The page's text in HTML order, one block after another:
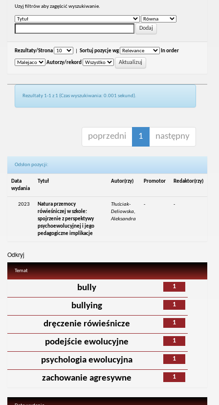
Uzyj filtrów aby zagęścić wyszukiwanie.
Rezultaty/Strona Sortuj pozycje wg In order
Autorzy/rekord
Rezultaty 1-1 z 1 (Czas wyszukiwania: 0.001 sekund).
poprzedni 1 następny
Odsłon pozycji:
Data
wydania
Tytuł Autor(rzy) Promotor Redaktor(rzy)
2023
Natura przemocy
rówieśniczej w szkole:
spojrzenie z perspektywy
psychoewolucyjnej i jego
pedagogiczne implikacje
Tłuściak-
Deliowska,
Aleksandra
- -
Odkryj
Temat
1
bully
1
bullying
1
dręczenie rówieśnicze
1
podejście ewolucyjne
1
psychologia ewolucyjna
1
zachowanie agresywne